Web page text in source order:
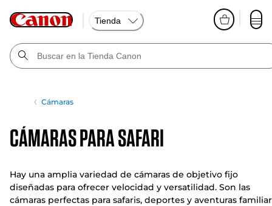
Tienda
Cámaras
Cámaras para safari
Hay una amplia variedad de cámaras de objetivo fijo
diseñadas para ofrecer velocidad y versatilidad. Son las
cámaras perfectas para safaris, deportes y aventuras